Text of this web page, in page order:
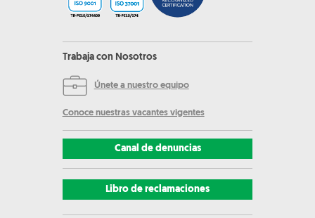
Trabaja con Nosotros
Únete a nuestro equipo
Conoce nuestras vacantes vigentes
Canal de denuncias
Libro de reclamaciones